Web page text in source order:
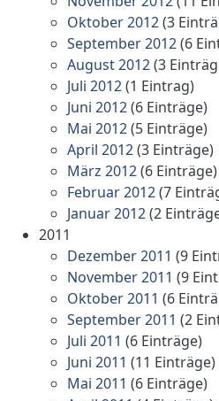
Oktober 2012(3
September 2012(6
August 2012(3
Juli 2012(1 Eintrag)
Juni 2012(6 Einträge)
Mai 2012(5 Einträge)
April 2012(3 Einträge)
März 2012(6 Einträge)
Februar 2012(7
Januar 2012(2
2011
Dezember 2011 (9
November 2011 (9
Oktober 2011 (6
September 2011 (2
Juli 2011 (6 Einträge)
Juni 2011 (11 Einträge)
Mai 2011 (6 Einträge)